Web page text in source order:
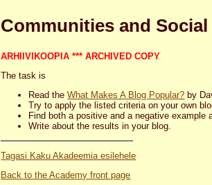
Communities and
ARHIIVIKOOPIA *** ARCHIVED COPY
The task is
Read theWhat Makes A Blog Popular? by
Try to apply the listed criteria on your own
Find both a positive and a negative example
Write about the results in your blog.
Tagasi Kaku Akadeemia esilehele
Back to the Academy front page